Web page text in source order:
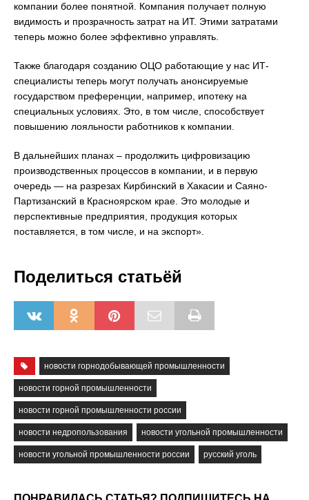
компании более понятной. Компания получает полную
видимость и прозрачность затрат на ИТ. Этими затратами
теперь можно более эффективно управлять.
Также благодаря созданию ОЦО работающие у нас ИТ-
специалисты теперь могут получать анонсируемые
государством преференции, например, ипотеку на
специальных условиях. Это, в том числе, способствует
повышению лояльности работников к компании.
В дальнейших планах – продолжить цифровизацию
производственных процессов в компании, и в первую
очередь — на разрезах Кирбинский в Хакасии и Саяно-
Партизанский в Красноярском крае. Это молодые и
перспективные предприятия, продукция которых
поставляется, в том числе, и на экспорт».
Поделиться статьёй
новости горнодобывающей промышленности
новости горной промышленности
новости горной промышленности россии
новости недропользования новости угольной промышленности
новости угольной промышленности россии русский уголь